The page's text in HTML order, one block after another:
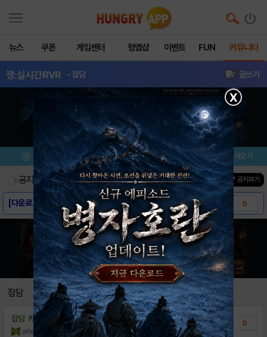
뉴스 쿠폰 게임센터 헝앱샵 이벤트 FUN 커뮤니티
쟁:실시간RVR - 잡담 글쓰기
메뉴 이벤트/미션 설치/평가 즐겨찾기
공지사항 진행중인 이벤트0건 ▼ 공지펴기
[다운로드링크] - 쟁:실시간 RVR 0
[스크린샷] - 쟁:실시간 RVR
[게임소개] - 쟁:실시간 RVR
잡담
잡담 카톡 핸드폰소액결제현금 어떻게하면될까⊃
wfkrsa 조회수:19 | 21.08.11
0
X